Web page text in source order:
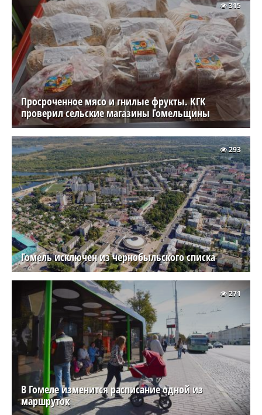
Просроченное мясо и гнилые фрукты. КГК
проверил сельские магазины Гомельщины
315
Гомель исключен из чернобыльского списка
293
В Гомеле изменится расписание одной из
маршруток
271